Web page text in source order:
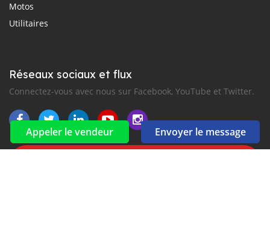
Appeler le vendeur Envoyer le message
Motos
Utilitaires
Réseaux sociaux et flux
Connectez-vous avec nous sur Facebook, YouTube et Twitter.